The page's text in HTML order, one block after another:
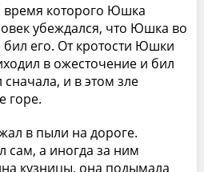
время которого Юшка
убеждался, что Юшка во
бил его. От кротости Юшки
в ожесточение и бил
и в этом зле
горе.
в пыли на дороге.
сам, а иногда за ним
кузницы, она подымала